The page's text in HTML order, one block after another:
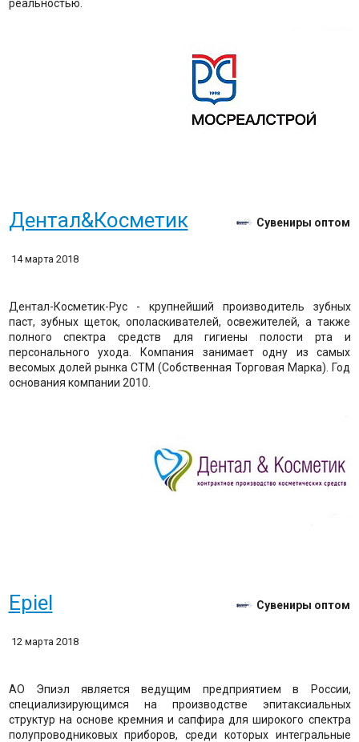
реальностью.
Дентал&Косметик Сувениры оптом
14 марта 2018
Дентал-Косметик-Рус - крупнейший производитель зубных
паст, зубных щеток, ополаскивателей, освежителей, а также
полного спектра средств для гигиены полости рта и
персонального ухода. Компания занимает одну из самых
весомых долей рынка СТМ (Собственная Торговая Марка). Год
основания компании 2010.
Epiel Сувениры оптом
12 марта 2018
АО Эпиэл является ведущим предприятием в России,
специализирующимся на производстве эпитаксиальных
структур на основе кремния и сапфира для широкого спектра
полупроводниковых приборов, среди которых интегральные